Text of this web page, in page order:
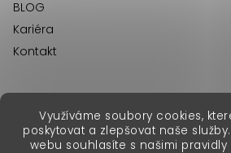
Využíváme soubory cookies,
poskytovat a zlepšovat naše
webu souhlasíte s našimi pravidly
BLOG
Kariéra
Kontakt
Copyright 2026Erika Fashion.